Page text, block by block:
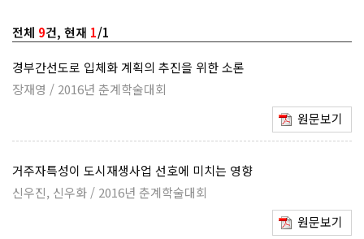
전체 9건, 현재 1/1
경부간선도로 입체화 계획의 추진을 위한 소론
장재영 / 2016년 춘계학술대회
원문보기
거주자특성이 도시재생사업 선호에 미치는 영향
신우진, 신우화 / 2016년 춘계학술대회
원문보기